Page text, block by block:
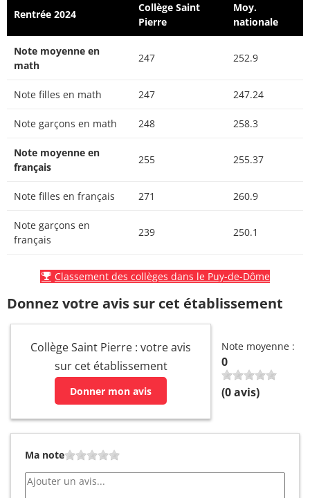
Rentrée 2024
Collège Saint
Pierre
Moy.
nationale
Note moyenne en
math
247 252.9
Note filles en math 247 247.24
Note garçons en math 248 258.3
Note moyenne en
français
255 255.37
Note filles en français 271 260.9
Note garçons en
français
239 250.1
Classement des collèges dans le Puy-de-Dôme
Donnez votre avis sur cet établissement
Collège Saint Pierre : votre avis
sur cet établissement
Donner mon avis
Note moyenne :
0
(0avis)
Ma note